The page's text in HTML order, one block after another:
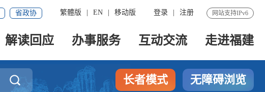
网站支持IPv6
登录 注册
繁體版 EN 移动版
省政协
解读回应 办事服务 互动交流 走进福建
 长者模式 无障碍浏览